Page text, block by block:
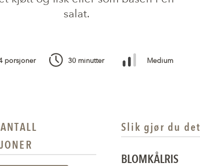
salat.
porsjoner 30 minutter Medium
Slik gjør du det
BLOMKÅLRIS